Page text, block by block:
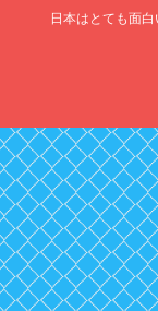
日本はとても面